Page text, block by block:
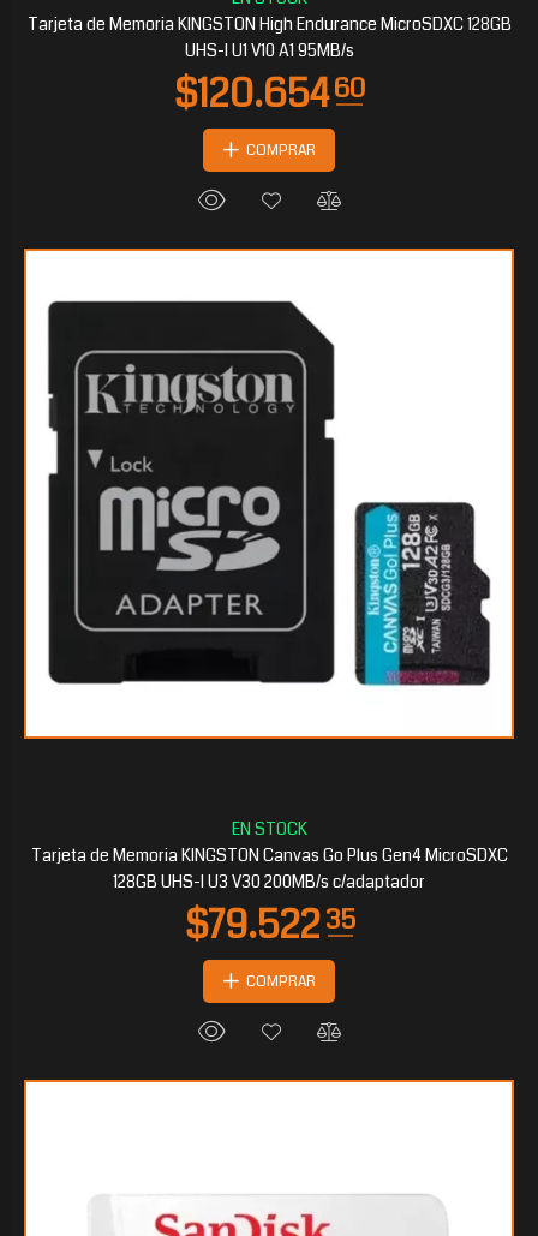
Tarjeta de Memoria KINGSTON High Endurance MicroSDXC 128GB
UHS-I U1 V10 A1 95MB/s
COMPRAR
Tarjeta de Memoria KINGSTON Canvas Go Plus Gen4 MicroSDXC
128GB UHS-I U3 V30 200MB/s c/adaptador
COMPRAR
$64.523 85
$60.02430